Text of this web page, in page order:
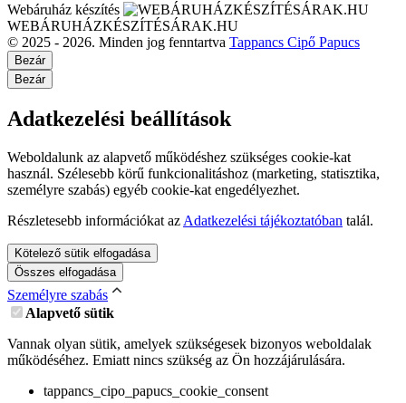
Webáruház készítés
WEBÁRUHÁZKÉSZÍTÉSÁRAK.HU
© 2025 - 2026. Minden jog fenntartva Tappancs Cipő Papucs
Bezár
Bezár
Adatkezelési beállítások
Weboldalunk az alapvető működéshez szükséges cookie-kat
használ. Szélesebb körű funkcionalitáshoz (marketing, statisztika,
személyre szabás) egyéb cookie-kat engedélyezhet.
Részletesebb információkat az Adatkezelési tájékoztatóban talál.
Kötelező sütik elfogadása
Összes elfogadása
Személyre szabás
Alapvető sütik
Vannak olyan sütik, amelyek szükségesek bizonyos weboldalak
működéséhez. Emiatt nincs szükség az Ön hozzájárulására.
tappancs_cipo_papucs_cookie_consent